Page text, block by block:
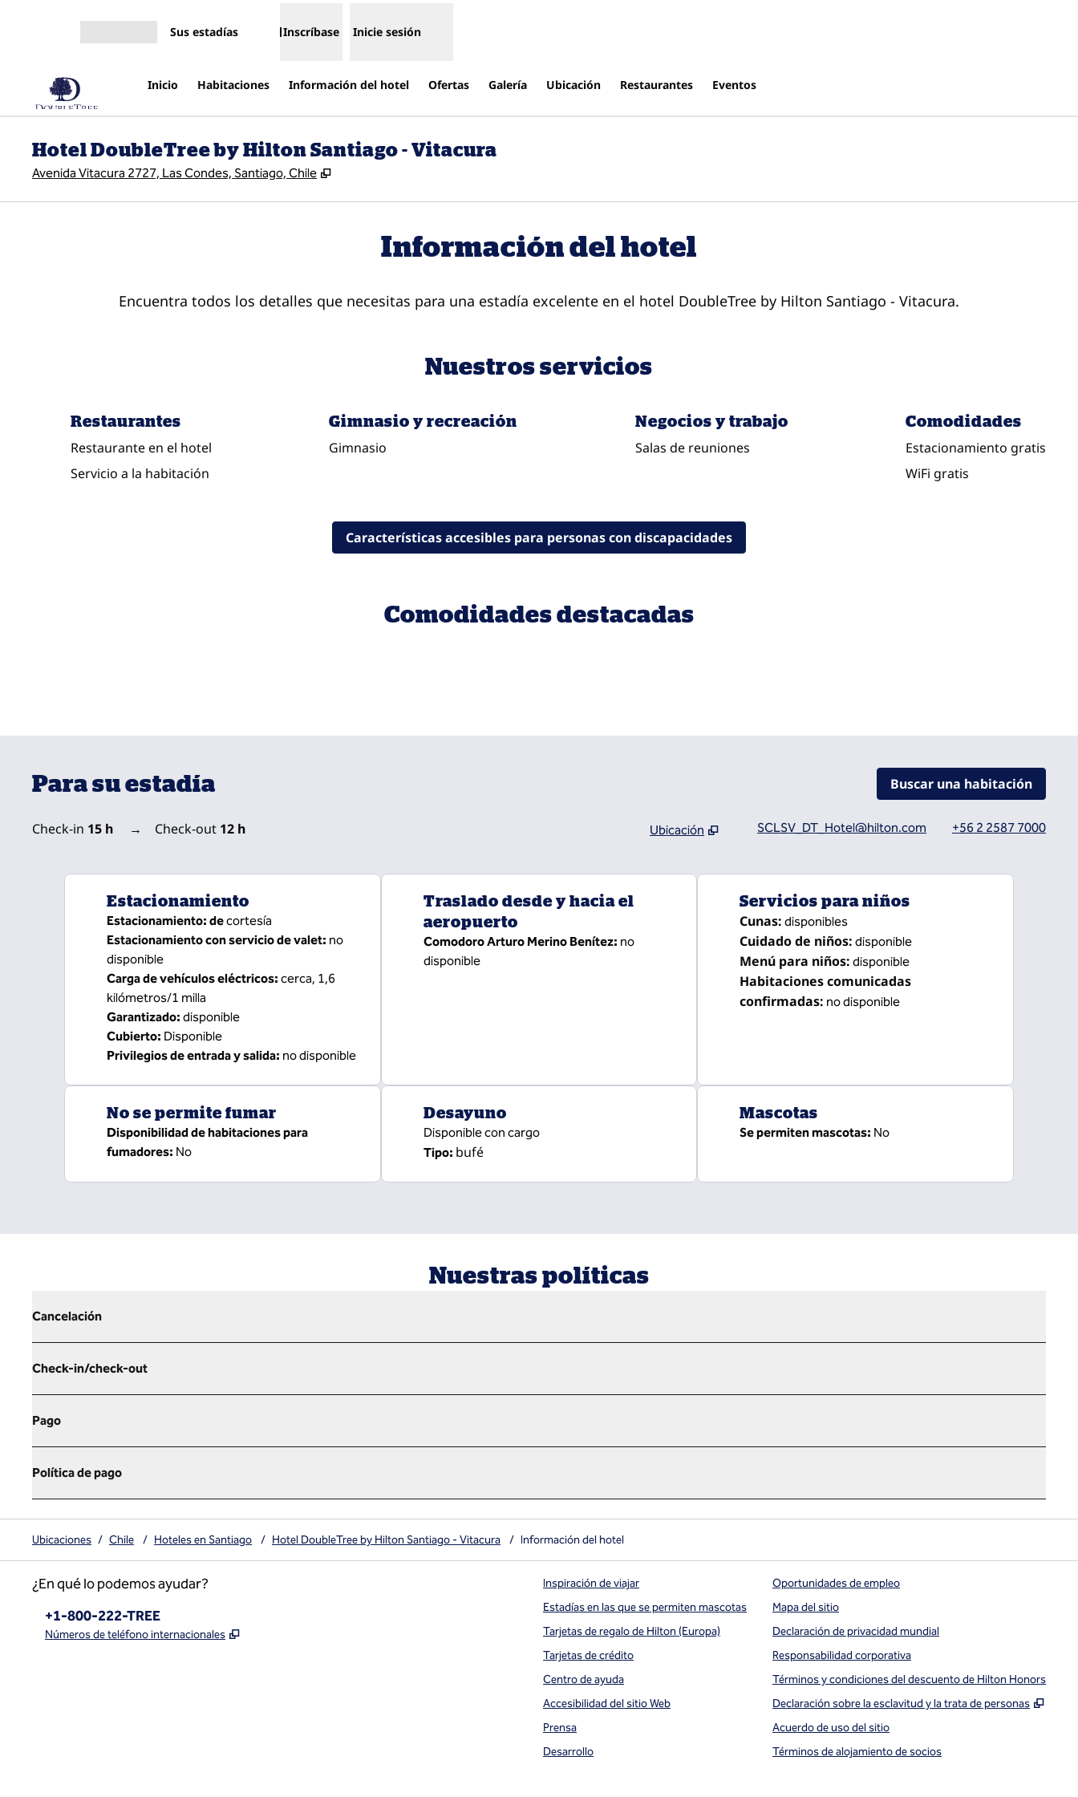
Sus estadías Inscríbase Inicie sesión
Inicio Habitaciones Información del hotel Ofertas Galería Ubicación Restaurantes Eventos
Hotel DoubleTree by Hilton Santiago - Vitacura
Avenida Vitacura 2727, Las Condes, Santiago, Chile ,
Información del hotel
Encuentra todos los detalles que necesitas para una estadía excelente en el hotel DoubleTree by Hilton Santiago - Vitacura.
Nuestros servicios
Restaurantes
Restaurante en el hotel
Servicio a la habitación
Gimnasio y recreación
Gimnasio
Negocios y trabajo
Salas de reuniones
Comodidades
Estacionamiento gratis
WiFi gratis
Características accesibles para personas con discapacidades
Comodidades destacadas
Para su estadía Buscar una habitación
Check-in 15 h → Check-out 12 h
Ubicación
SCLSV_DT_Hotel@hilton.com +56 2 2587 7000
Estacionamiento
Estacionamiento: decortesía
Estacionamiento con servicio de valet: no
disponible
Carga de vehículos eléctricos: cerca, 1,6
kilómetros/1 milla
Garantizado: disponible
Cubierto: Disponible
Privilegios de entrada y salida: no disponible
Traslado desde y hacia el
aeropuerto
Comodoro Arturo Merino Benítez: no
disponible
Servicios para niños
Cunas: disponibles
Cuidado de niños: disponible
Menú para niños: disponible
Habitaciones comunicadas
confirmadas: no disponible
No se permite fumar
Disponibilidad de habitaciones para
fumadores: No
Desayuno
Disponible con cargo
Tipo: bufé
Mascotas
Se permiten mascotas: No
Nuestras políticas
Cancelación
Check-in/check-out
Pago
Política de pago
Ubicaciones / Chile / Hoteles en Santiago / Hotel DoubleTree by Hilton Santiago - Vitacura / Información del hotel
¿En qué lo podemos ayudar?
Teléfono:
+1-800-222-TREE
Números de teléfono internacionales ,
Inspiración de viajar
Estadías en las que se permiten mascotas
Tarjetas de regalo de Hilton (Europa)
Tarjetas de crédito
Centro de ayuda
Accesibilidad del sitio Web
Prensa
Desarrollo
Oportunidades de empleo
Mapa del sitio
Declaración de privacidad mundial
Responsabilidad corporativa
Términos y condiciones del descuento de Hilton Honors
Declaración sobre la esclavitud y la trata de personas
,
Acuerdo de uso del sitio
Términos de alojamiento de socios